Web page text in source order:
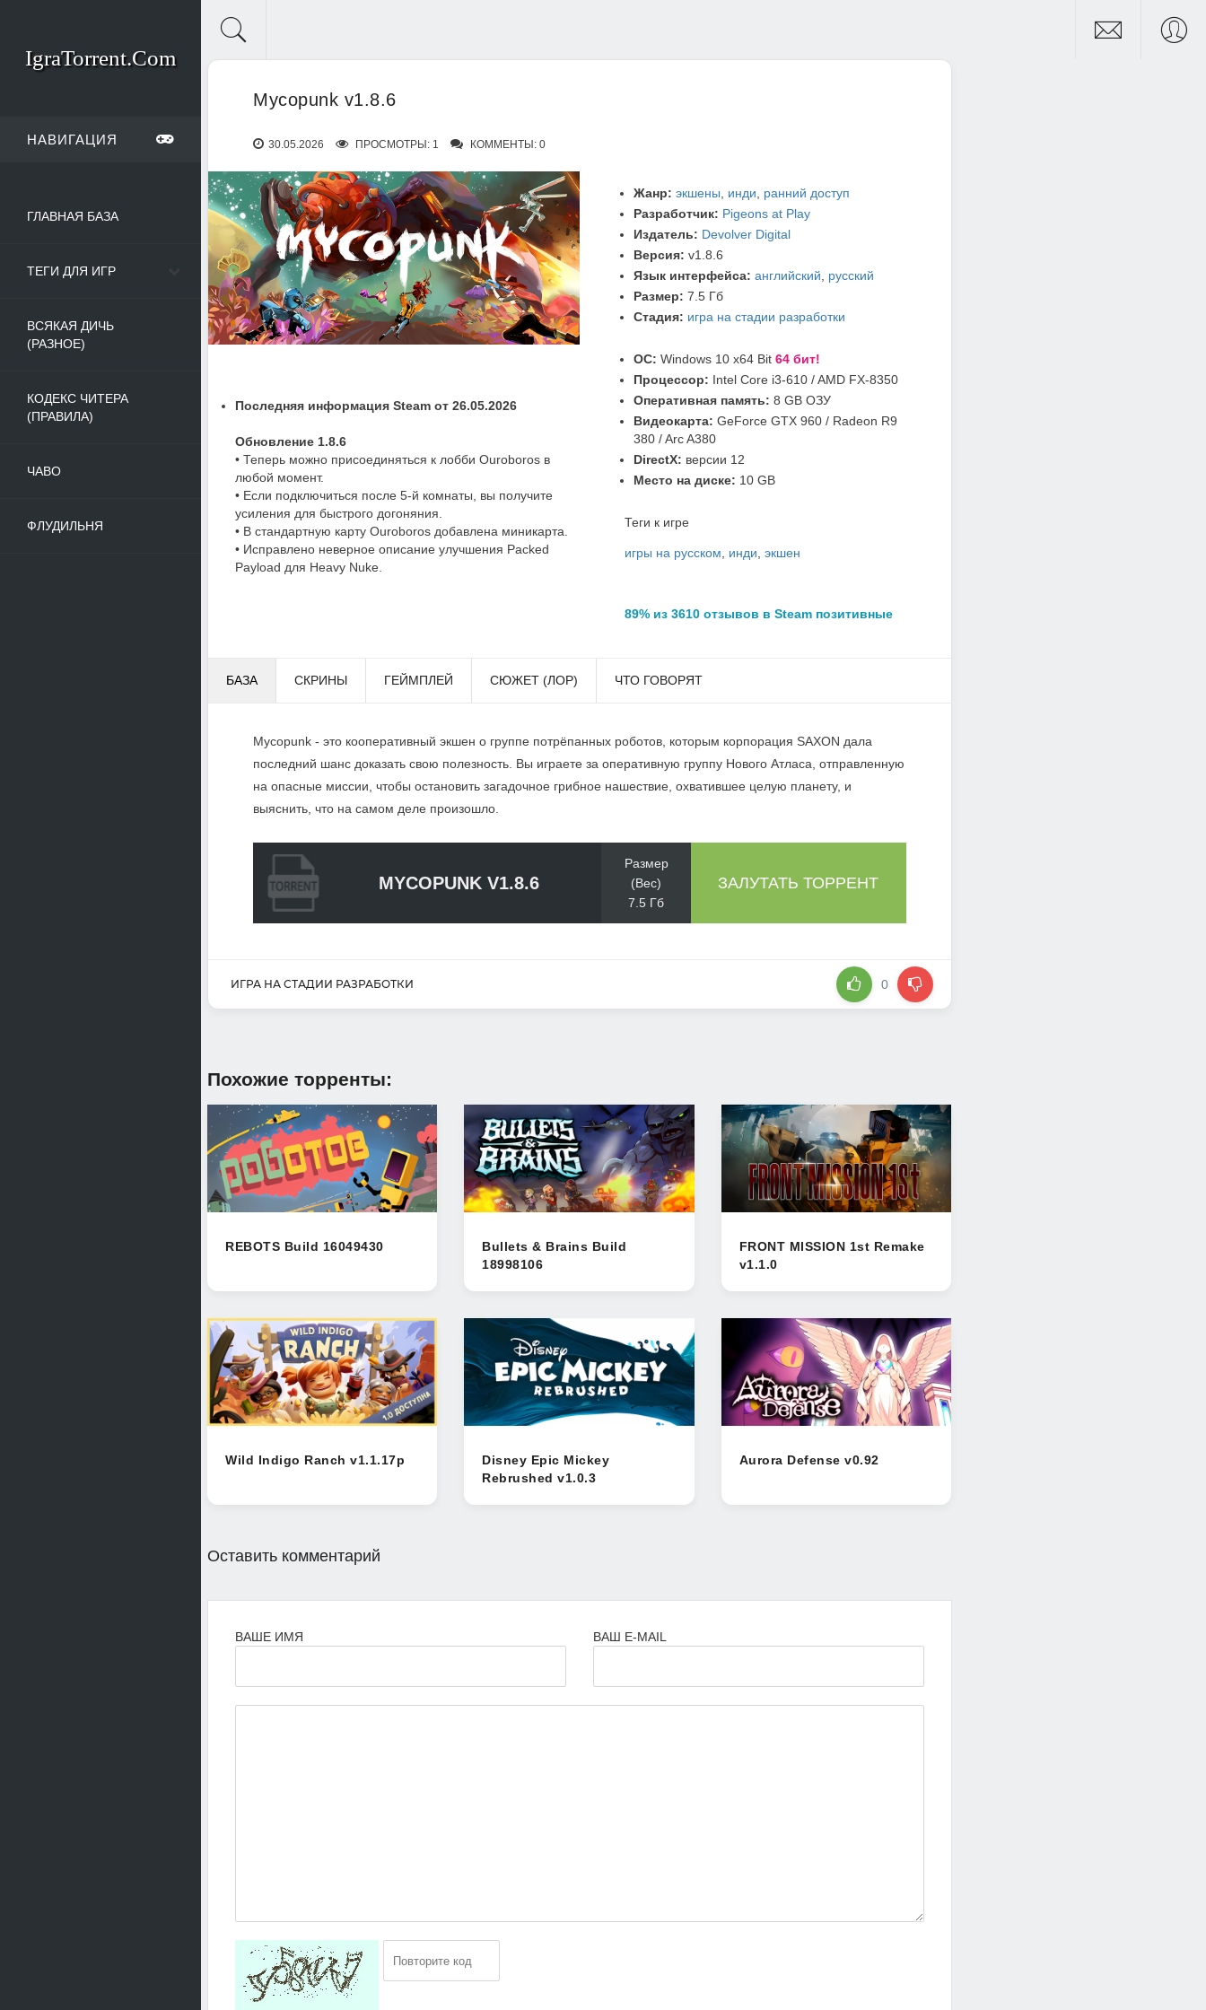
IgraTorrent.Com
НАВИГАЦИЯ
ГЛАВНАЯ БАЗА
ТЕГИ ДЛЯ ИГР
ВСЯКАЯ ДИЧЬ
(РАЗНОЕ)
КОДЕКС ЧИТЕРА
(ПРАВИЛА)
ЧАВО
ФЛУДИЛЬНЯ
Mycopunk v1.8.6
30.05.2026 ПРОСМОТРЫ: 1 КОММЕНТЫ: 0
Последняя информация Steam от 26.05.2026
Обновление 1.8.6
• Теперь можно присоединяться к лобби Ouroboros в
любой момент.
• Если подключиться после 5-й комнаты, вы получите
усиления для быстрого догоняния.
• В стандартную карту Ouroboros добавлена миникарта.
• Исправлено неверное описание улучшения Packed
Payload для Heavy Nuke.
Жанр: экшены инди
ранний доступ
Разработчик: Pigeons at Play
Издатель: Devolver Digital
Версия: v1.8.6
Язык интерфейса: английский
русский
Размер: 7.5 Гб
Стадия: игра на стадии разработки
ОС: Windows 10 x64 Bit 64 бит!
Процессор: Intel Core i3-610 / AMD FX-8350
Оперативная память: 8 GB ОЗУ
Видеокарта: GeForce GTX 960 / Radeon R9
380 / Arc A380
DirectX: версии 12
Место на диске: 10 GB
Теги к игре
игры на русском инди экшен
89% из 3610 отзывов в Steam позитивные
БАЗА СКРИНЫ ГЕЙМПЛЕЙ СЮЖЕТ (ЛОР) ЧТО ГОВОРЯТ
Mycopunk - это кооперативный экшен о группе потрёпанных роботов, которым корпорация SAXON дала
последний шанс доказать свою полезность. Вы играете за оперативную группу Нового Атласа, отправленную
на опасные миссии, чтобы остановить загадочное грибное нашествие, охватившее целую планету, и
выяснить, что на самом деле произошло.
MYCOPUNK V1.8.6
Размер
(Вес)
7.5 Гб
ЗАЛУТАТЬ ТОРРЕНТ
ИГРА НА СТАДИИ РАЗРАБОТКИ 0
Похожие торренты:
REBOTS Build 16049430
Bullets & Brains Build
18998106
FRONT MISSION 1st Remake
v1.1.0
Wild Indigo Ranch v1.1.17p
Disney Epic Mickey
Rebrushed v1.0.3
Aurora Defense v0.92
Оставить комментарий
ВАШЕ ИМЯ ВАШ E-MAIL